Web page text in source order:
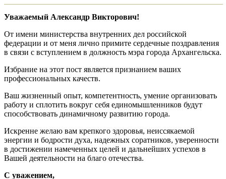
Уважаемый Александр Викторович!
От имени министерства внутренних дел российской
федерации и от меня лично примите сердечные поздравления
в связи с вступлением в должность мэра города Архангельска.
Избрание на этот пост является признанием ваших
профессиональных качеств.
Ваш жизненный опыт, компетентность, умение организовать
работу и сплотить вокруг себя единомышленников будут
способствовать динамичному развитию города.
Искренне желаю вам крепкого здоровья, неиссякаемой
энергии и бодрости духа, надежных соратников, уверенности
в достижении намеченных целей и дальнейших успехов в
Вашей деятельности на благо отечества.
С уважением,